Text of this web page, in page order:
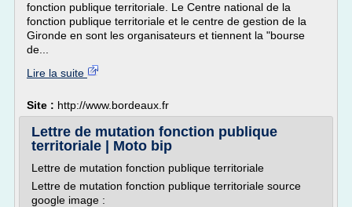
fonction publique territoriale. Le Centre national de la
fonction publique territoriale et le centre de gestion de la
Gironde en sont les organisateurs et tiennent la "bourse
de...
Lire la suite
Site : http://www.bordeaux.fr
Lettre de mutation fonction publique
territoriale | Moto bip
Lettre de mutation fonction publique territoriale
Lettre de mutation fonction publique territoriale source
google image :